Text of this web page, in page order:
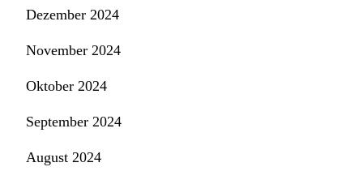
Dezember 2024
November 2024
Oktober 2024
September 2024
August 2024